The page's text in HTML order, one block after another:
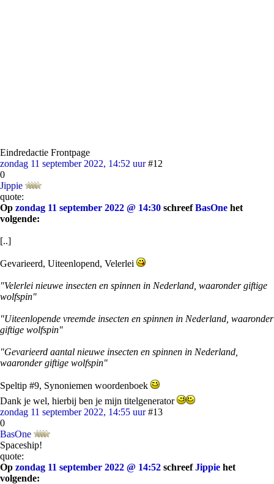
Eindredactie Frontpage
zondag 11 september 2022, 14:52 uur #12
0
Jippie
quote:
Op zondag 11 september 2022 @ 14:30 schreefBasOne het
volgende:
[..]
Gevarieerd, Uiteenlopend, Velerlei
"Velerlei nieuwe insecten en spinnen in Nederland, waaronder giftige
wolfspin"
"Uiteenlopende vreemde insecten en spinnen in Nederland, waaronder
giftige wolfspin"
"Gevarieerd aantal nieuwe insecten en spinnen in Nederland,
waaronder giftige wolfspin"
Speltip #9, Synoniemen woordenboek
Dank je wel, hierbij ben je mijn titelgenerator
zondag 11 september 2022, 14:55 uur #13
0
BasOne
Spaceship!
quote:
Op zondag 11 september 2022 @ 14:52 schreefJippie het
volgende: